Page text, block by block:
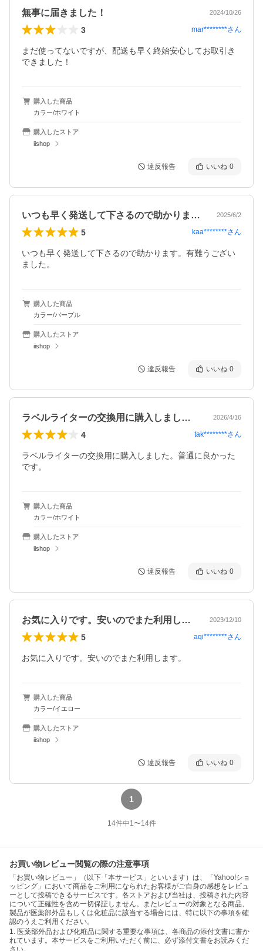
無事に届きました！ 2024/10/26
3 mar********さん
まだ使ってないですが、配送も早く終始安心してお取引き
できました！
購入した商品
カラー/ホワイト
購入したストア
iishop
違反報告 いいね 0
いつも早く発送して下さるので助かります… 2025/6/2
5 kaa********さん
いつも早く発送して下さるので助かります。有難うござい
購入した商品
カラー/パープル
購入したストア
iishop
違反報告 いいね 0
ラベルライターの交換用に購入しました。… 2026/4/16
4 tak********さん
ラベルライターの交換用に購入しました。普通に良かった
です。
購入した商品
カラー/ホワイト
購入したストア
iishop
違反報告 いいね 0
お気に入りです。安いのでまた利用します… 2023/12/10
5 aqi********さん
お気に入りです。安いのでまた利用します。
購入した商品
カラー/イエロー
購入したストア
iishop
違反報告 いいね 0
1
14件中1〜14件
お買い物レビュー閲覧の際の注意事項
「お買い物レビュー」（以下「本サービス」といいます）は、「Yahoo!ショ
ッピング」において商品をご利用になられたお客様がご自身の感想をレビュ
ーとして投稿できるサービスです。各ストアおよび当社は、投稿された内容
について正確性を含め一切保証しません。またレビューの対象となる商品、
製品が医薬部外品もしくは化粧品に該当する場合には、特に以下の事項を確
認のうえご利用ください。
1. 医薬部外品および化粧品に関する重要な事項は、各商品の添付文書に書か
れています。本サービスをご利用いただく前に、必ず添付文書をお読みくだ
さい。